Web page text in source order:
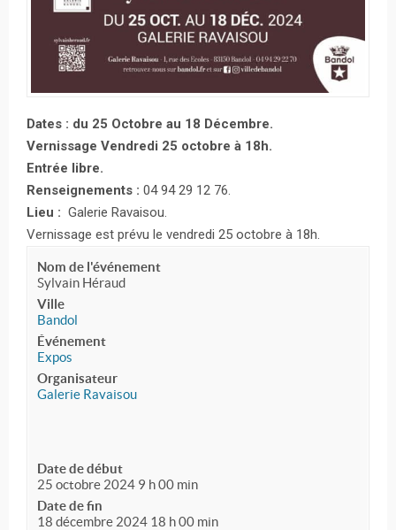
Dates : du 25 Octobre au 18 Décembre.
Vernissage Vendredi 25 octobre à 18h.
Entrée libre.
Renseignements : 04 94 29 12 76.
Lieu : Galerie Ravaisou.
Vernissage est prévu le vendredi 25 octobre à 18h.
Nom de l'événement
Sylvain Héraud
Ville
Bandol
Événement
Expos
Organisateur
Galerie Ravaisou
Date de début
25 octobre 2024 9 h 00 min
Date de fin
18 décembre 2024 18 h 00 min